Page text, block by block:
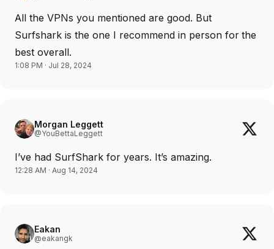
All the VPNs you mentioned are good. But
Surfshark is the one I recommend in person for the
best overall.
1:08 PM · Jul 28, 2024
Morgan Leggett
@YouBettaLeggett
I’ve had SurfShark for years. It’s amazing.
12:28 AM · Aug 14, 2024
Eakan
@eakangk